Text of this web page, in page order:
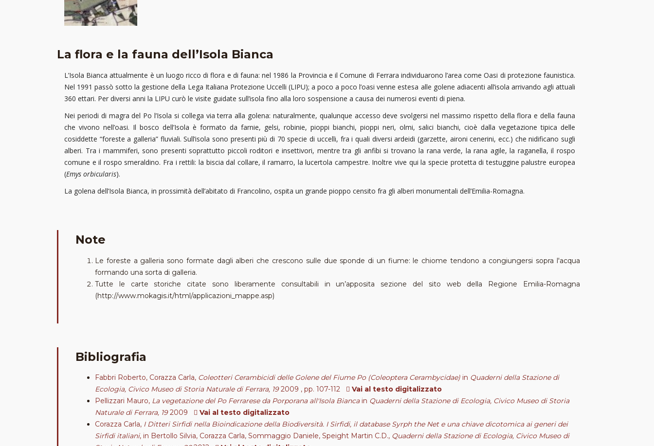
La flora e la fauna dell’Isola Bianca
L’Isola Bianca attualmente è un luogo ricco di flora e di fauna: nel 1986 la Provincia e il Comune di Ferrara individuarono l’area come Oasi di protezione faunistica.
Nel 1991 passò sotto la gestione della Lega Italiana Protezione Uccelli (LIPU); a poco a poco l’oasi venne estesa alle golene adiacenti all’isola arrivando agli attuali
360 ettari. Per diversi anni la LIPU curò le visite guidate sull’isola fino alla loro sospensione a causa dei numerosi eventi di piena.
Nei periodi di magra del Po l’Isola si collega via terra alla golena: naturalmente, qualunque accesso deve svolgersi nel massimo rispetto della flora e della fauna
che vivono nell’oasi. Il bosco dell’Isola è formato da farnie, gelsi, robinie, pioppi bianchi, pioppi neri, olmi, salici bianchi, cioè dalla vegetazione tipica delle
cosiddette “foreste a galleria” fluviali. Sull’isola sono presenti più di 70 specie di uccelli, fra i quali diversi ardeidi (garzette, aironi cenerini, ecc.) che nidificano sugli
alberi. Tra i mammiferi, sono presenti soprattutto piccoli roditori e insettivori, mentre tra gli anfibi si trovano la rana verde, la rana agile, la raganella, il rospo
comune e il rospo smeraldino. Fra i rettili: la biscia dal collare, il ramarro, la lucertola campestre. Inoltre vive qui la specie protetta di testuggine palustre europea
(Emys orbicularis).
La golena dell’Isola Bianca, in prossimità dell’abitato di Francolino, ospita un grande pioppo censito fra gli alberi monumentali dell’Emilia-Romagna.
Note
Le foreste a galleria sono formate dagli alberi che crescono sulle due sponde di un fiume: le chiome tendono a congiungersi sopra l'acqua
formando una sorta di galleria.
Tutte le carte storiche citate sono liberamente consultabili in un’apposita sezione del sito web della Regione Emilia-Romagna
(http://www.mokagis.it/html/applicazioni_mappe.asp)
Bibliografia
Fabbri Roberto, Corazza Carla, Coleotteri Cerambicidi delle Golene del Fiume Po (Coleoptera Cerambycidae) in Quaderni della Stazione di
Ecologia, Civico Museo di Storia Naturale di Ferrara, 192009 , pp. 107-112
Vai al testo digitalizzato
Pellizzari Mauro, La vegetazione del Po Ferrarese da Porporana all'Isola Biancain Quaderni della Stazione di Ecologia, Civico Museo di Storia
Naturale di Ferrara, 192009
Vai al testo digitalizzato
Corazza Carla, I Ditteri Sirfidi nella Bioindicazione della Biodiversità. I Sirfidi, il database Syrph the Net e una chiave dicotomica ai generi dei
Sirfidi italiani, in Bertollo Silvia, Corazza Carla, Sommaggio Daniele, Speight Martin C.D., Quaderni della Stazione di Ecologia, Civico Museo di